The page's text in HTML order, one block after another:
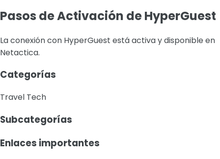
Pasos de Activación de HyperGuest
La conexión con HyperGuest está activa y disponible en
Netactica.
Categorías
Travel Tech
Subcategorías
Enlaces importantes